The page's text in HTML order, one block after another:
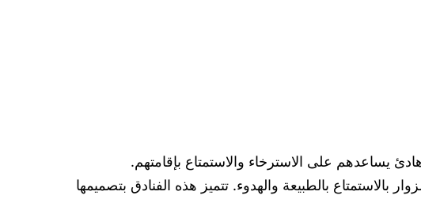
يساعدهم على الاسترخاء والاستمتاع بإقامتهم.
بالطبيعة والهدوء. تتميز هذه الفنادق بتصميمها